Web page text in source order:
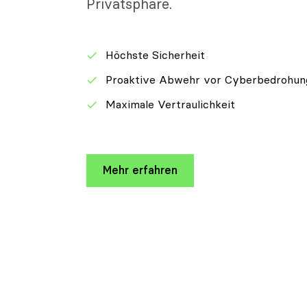
Privatsphäre.
Höchste Sicherheit
Proaktive Abwehr vor
Maximale Vertraulichkeit
Mehr erfahren